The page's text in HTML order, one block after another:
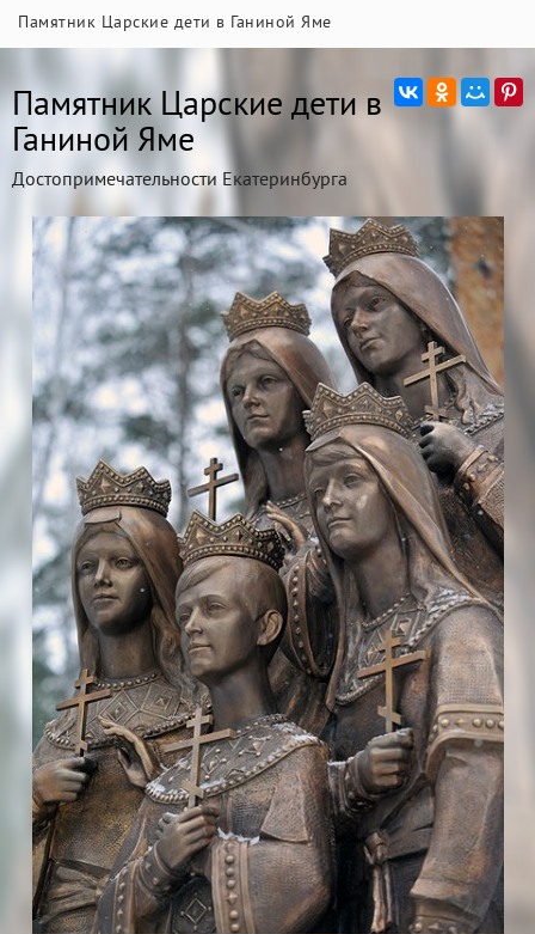
Памятник Царские дети в Ганиной Яме
Памятник Царские дети в
Ганиной Яме
Достопримечательности Екатеринбурга